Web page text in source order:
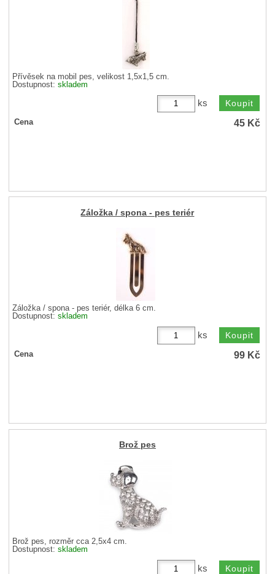
Přívěsek na mobil pes, velikost 1,5x1,5 cm.
Dostupnost:skladem
ks
Cena 45 Kč
Záložka / spona - pes teriér
Záložka / spona - pes teriér, délka 6 cm.
Dostupnost:skladem
ks
Cena 99 Kč
Brož pes
Brož pes, rozměr cca 2,5x4 cm.
Dostupnost:skladem
ks